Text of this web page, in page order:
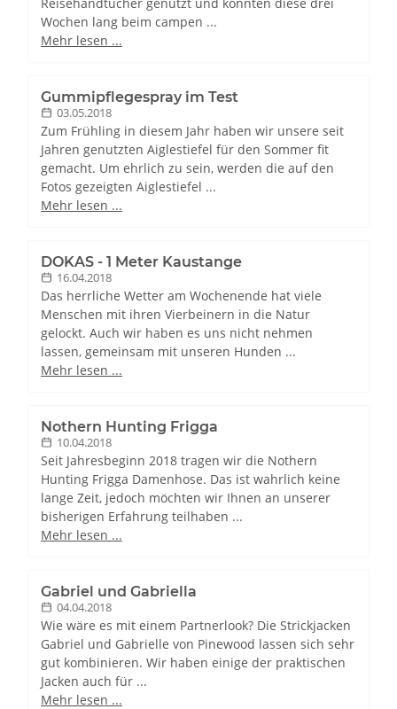
Wochen lang beim campen ...
Mehr lesen ...
Gummipflegespray im Test
03.05.2018
Zum Frühling in diesem Jahr haben wir unsere seit
Jahren genutzten Aiglestiefel für den Sommer fit
gemacht. Um ehrlich zu sein, werden die auf den
Fotos gezeigten Aiglestiefel ...
Mehr lesen ...
DOKAS - 1 Meter Kaustange
16.04.2018
Das herrliche Wetter am Wochenende hat viele
Menschen mit ihren Vierbeinern in die Natur
gelockt. Auch wir haben es uns nicht nehmen
lassen, gemeinsam mit unseren Hunden ...
Mehr lesen ...
Nothern Hunting Frigga
10.04.2018
Seit Jahresbeginn 2018 tragen wir die Nothern
Hunting Frigga Damenhose. Das ist wahrlich keine
lange Zeit, jedoch möchten wir Ihnen an unserer
bisherigen Erfahrung teilhaben ...
Mehr lesen ...
Gabriel und Gabriella
04.04.2018
Wie wäre es mit einem Partnerlook? Die Strickjacken
Gabriel und Gabrielle von Pinewood lassen sich sehr
gut kombinieren. Wir haben einige der praktischen
Jacken auch für ...
Mehr lesen ...